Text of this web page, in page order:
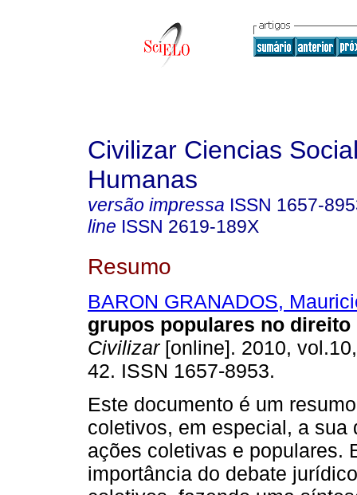
Civilizar Ciencias
Humanas
versão impressa ISSN 1657-
line ISSN 2619-189X
Resumo
BARON GRANADOS,
grupos populares no direito
Civilizar[online]. 2010,
42. ISSN 1657-8953.
Este documento é um
coletivos, em especial, a sua
ações coletivas e populares.
importância do debate